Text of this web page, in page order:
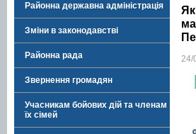
Районна державна адміністрація
Зміни в законодавстві
Районна рада
Звернення громадян
Учасникам бойових дій та членам
їх сімей
24/